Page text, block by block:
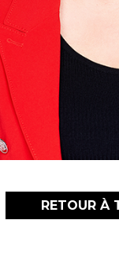
RETOUR À